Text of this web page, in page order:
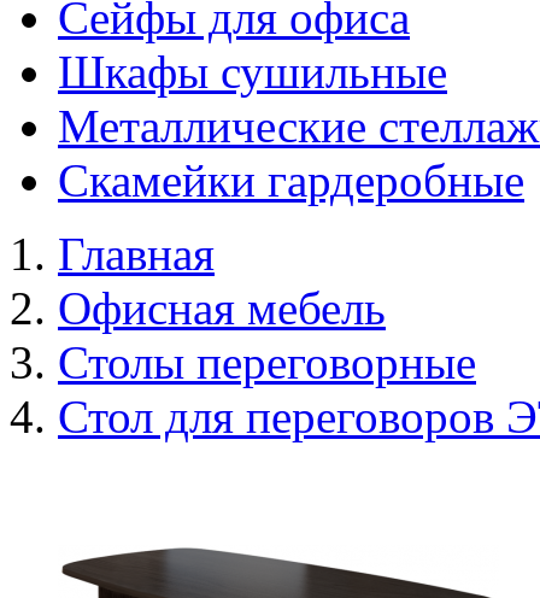
Сейфы для офиса
Шкафы сушильные
Металлические
Скамейки гардеробные
Главная
Офисная мебель
Столы переговорные
Стол для